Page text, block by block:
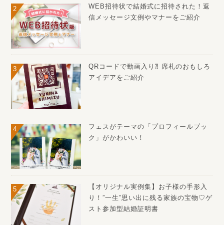
WEB招待状で結婚式に招待された！返
信メッセージ文例やマナーをご紹介
QRコードで動画入り⁈ 席札のおもしろ
アイデアをご紹介
フェスがテーマの「プロフィールブッ
ク」がかわいい！
【オリジナル実例集】お子様の手形入
り！”一生”思い出に残る家族の宝物♡ゲ
スト参加型結婚証明書